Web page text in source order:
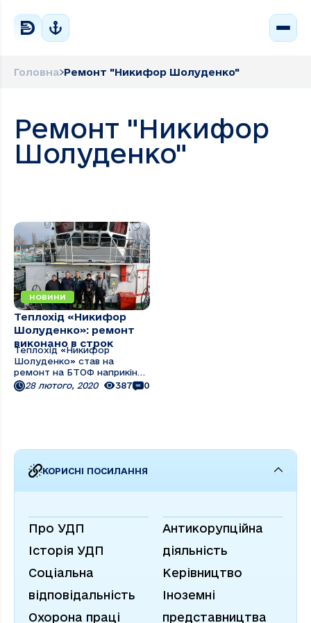
Головна Ремонт "Никифор Шолуденко"
Ремонт "Никифор
Шолуденко"
НОВИНИ
Теплохід «Никифор
Шолуденко»: ремонт
виконано в строк
Теплохід «Никифор
Шолуденко» став на
ремонт на БТОФ наприкінці
грудня минулого року. Як
розповів механік Олександр
ще на місяць, щоб судно
28 лютого, 2020 387 0
КОРИСНІ ПОСИЛАННЯ
Про УДП
Історія УДП
Соціальна
відповідальність
Охорона праці
Антикорупційна
діяльність
Керівництво
Іноземні
представництва